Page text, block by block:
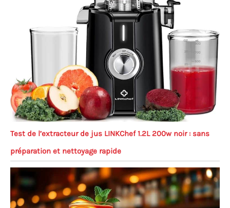
Test de l’extracteur de jus LINKChef 1.2L 200w noir : sans
préparation et nettoyage rapide